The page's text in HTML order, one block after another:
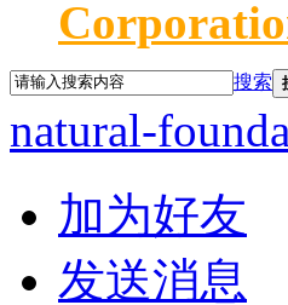
搜索
natural-
加为好友
发送消息